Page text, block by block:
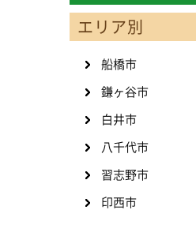
エリア別
船橋市
鎌ヶ谷市
白井市
八千代市
習志野市
印西市